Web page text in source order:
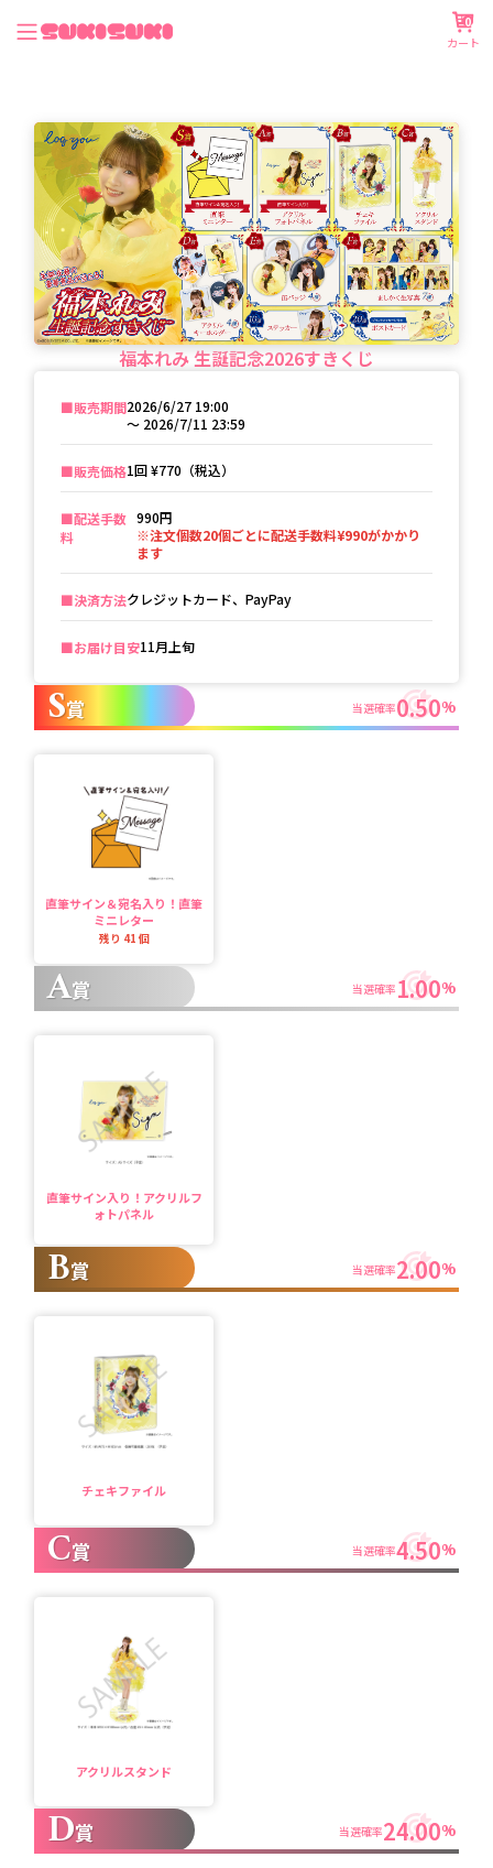
カート
0
福本れみ 生誕記念2026すきくじ
■️販売期間2026/6/27 19:00
〜 2026/7/11 23:59
■️販売価格1回¥770（税込）
■️配送手数
料
990円
※注文個数20個ごとに配送手数料¥990がかかり
ます
■️決済方法クレジットカード、PayPay
■️お届け目安11月上旬
S賞 当選確率0.50%
直筆サイン＆宛名入り！直筆
ミニレター
残り 41 個
A賞 当選確率 1.00%
直筆サイン入り！アクリルフ
ォトパネル
B賞 当選確率2.00%
チェキファイル
C賞 当選確率4.50%
アクリルスタンド
D賞 当選確率24.00%